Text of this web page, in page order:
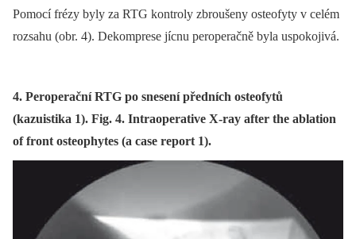
Pomocí frézy byly za RTG kontroly zbroušeny osteofyty v celém
rozsahu (obr. 4). Dekomprese jícnu peroperačně byla uspokojivá.
4. Peroperační RTG po snesení předních osteofytů
(kazuistika 1). Fig. 4. Intraoperative X-ray after the ablation
of front osteophytes (a case report 1).